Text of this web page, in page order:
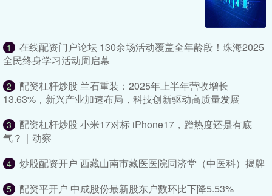
1
在线配资门户论坛 130余场活动覆盖全年龄段！珠海2025
全民终身学习活动周启幕
2
配资杠杆炒股 兰石重装：2025年上半年营收增长
13.63%，新兴产业加速布局，科技创新驱动高质量发展
3
配资杠杆炒股 小米17对标 iPhone17，蹭热度还是有底
气？​｜动察
4 炒股配资开户 西藏山南市藏医医院同济堂（中医科）揭牌
5 配资平开户 中成股份最新股东户数环比下降5.53%